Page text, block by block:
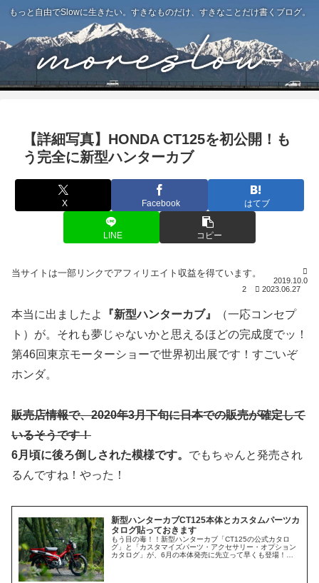
もっと自由でSlowに生きたい。すきなものだけ、すきなことだけ書くブログ。
【詳細写真】HONDA CT125を初公開！も
う完全に新型ハンターカブ
X Facebook はてブ
LINE コピー
2019.10.0
2
2023.06.27
本当に出ましたよ 『新型ハンターカブ』
（一応コンセプ
ト）が。それも夢じゃないかと思えるほどの完成度でッ！
第46回東京モーターショーで世界初出展です！すごいぞ
ホンダ。
販売店情報で、2020年3月下旬に日本での販売が確定して
いるそうです！
6月頃に後ろ倒しされた模様です。 でもちゃんと発売され
るんですね！やった！
新型ハンターカブCT125本体とカスタムパーツカ
タログ貼っておきます
もう目の毒！！新型ハンターカブ「CT125の公式カタロ
グ」と「カスタマイズパーツ・アクセサリー・オプション
カタログ」が、6月の本体発売に先立って早くも登場！例